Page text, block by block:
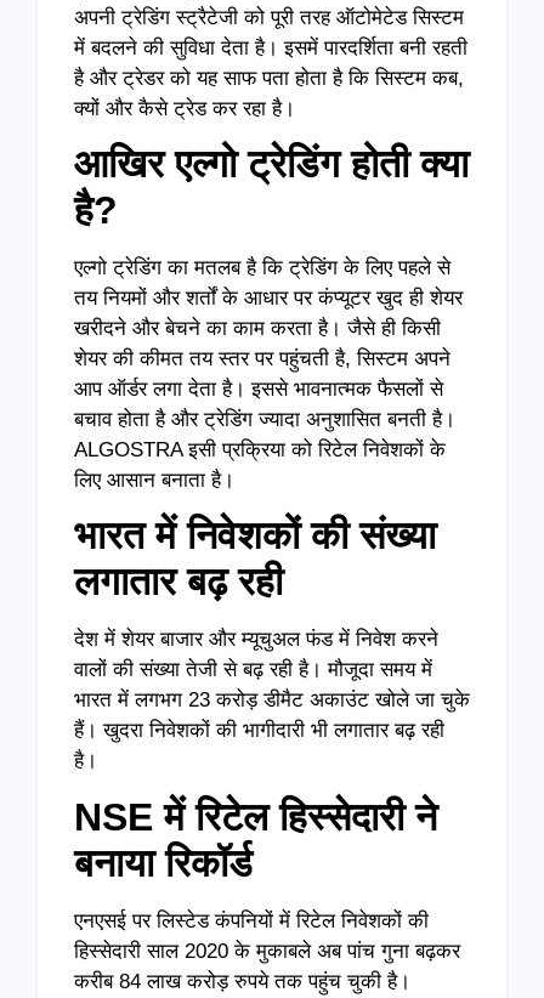
अपनी ट्रेडिंग स्ट्रैटेजी को पूरी तरह ऑटोमेटेड सिस्टम
में बदलने की सुविधा देता है। इसमें पारदर्शिता बनी रहती
है और ट्रेडर को यह साफ पता होता है कि सिस्टम कब,
क्यों और कैसे ट्रेड कर रहा है।
आखिर एल्गो ट्रेडिंग होती क्या
है?
एल्गो ट्रेडिंग का मतलब है कि ट्रेडिंग के लिए पहले से
तय नियमों और शर्तों के आधार पर कंप्यूटर खुद ही शेयर
खरीदने और बेचने का काम करता है। जैसे ही किसी
शेयर की कीमत तय स्तर पर पहुंचती है, सिस्टम अपने
आप ऑर्डर लगा देता है। इससे भावनात्मक फैसलों से
बचाव होता है और ट्रेडिंग ज्यादा अनुशासित बनती है।
ALGOSTRA इसी प्रक्रिया को रिटेल निवेशकों के
लिए आसान बनाता है।
भारत में निवेशकों की संख्या
लगातार बढ़ रही
देश में शेयर बाजार और म्यूचुअल फंड में निवेश करने
वालों की संख्या तेजी से बढ़ रही है। मौजूदा समय में
भारत में लगभग 23 करोड़ डीमैट अकाउंट खोले जा चुके
हैं। खुदरा निवेशकों की भागीदारी भी लगातार बढ़ रही
है।
NSE में रिटेल हिस्सेदारी ने
बनाया रिकॉर्ड
एनएसई पर लिस्टेड कंपनियों में रिटेल निवेशकों की
हिस्सेदारी साल 2020 के मुकाबले अब पांच गुना बढ़कर
करीब 84 लाख करोड़ रुपये तक पहुंच चुकी है।